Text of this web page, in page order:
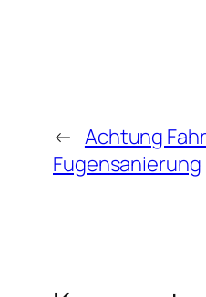
← Achtung
Fugensanierung